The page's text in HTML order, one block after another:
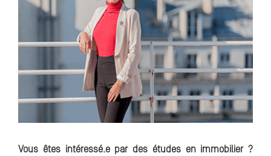
Vous êtes intéressé.e par des études en immobilier ?